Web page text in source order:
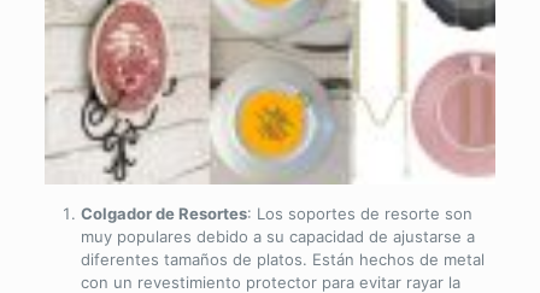
Colgador de Resortes: Los soportes de resorte son
muy populares debido a su capacidad de ajustarse a
diferentes tamaños de platos. Están hechos de metal
con un revestimiento protector para evitar rayar la